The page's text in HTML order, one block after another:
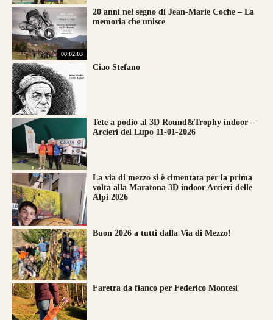
00:02:03
20 anni nel segno di Jean-Marie Coche – La
memoria che unisce
Ciao Stefano
Tete a podio al 3D Round&Trophy indoor –
Arcieri del Lupo 11-01-2026
La via di mezzo si è cimentata per la prima
volta alla Maratona 3D indoor Arcieri delle
Alpi 2026
Buon 2026 a tutti dalla Via di Mezzo!
Faretra da fianco per Federico Montesi